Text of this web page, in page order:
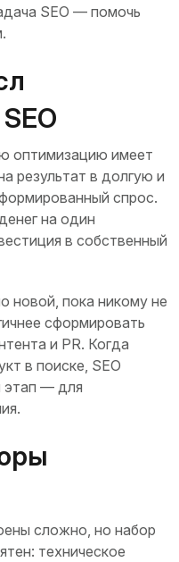
SEO — помочь
оптимизацию имеет
результат в долгую и
спрос.
на один
в собственный
новой, пока никому не
сформировать
и PR. Когда
в поиске, SEO
этап — для
сложно, но набор
техническое